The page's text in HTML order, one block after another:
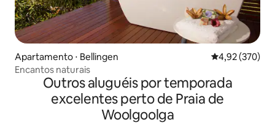
Apartamento ⋅ Bellingen 4,92 de uma
4,92 (370)
Encantos naturais
Outros aluguéis por temporada
excelentes perto de Praia de
Woolgoolga